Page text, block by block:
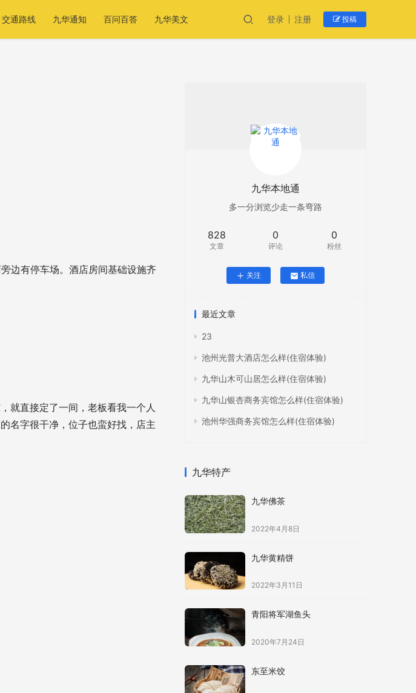
交通路线 九华通知 百问百答 九华美文 登录 注册 投稿
边有停车场。酒店房间基础设施齐
就直接定了一间，老板看我一个人
名字很干净，位子也蛮好找，店主
九华本地通
多一分浏览少走一条弯路
828
文章
0
评论
0
粉丝
关注 私信
最近文章
23
池州光普大酒店怎么样(住宿体验)
九华山木可山居怎么样(住宿体验)
九华山银杏商务宾馆怎么样(住宿体验)
池州华强商务宾馆怎么样(住宿体验)
九华特产
九华佛茶
2022年4月8日
九华黄精饼
2022年3月11日
青阳将军湖鱼头
2020年7月24日
东至米饺